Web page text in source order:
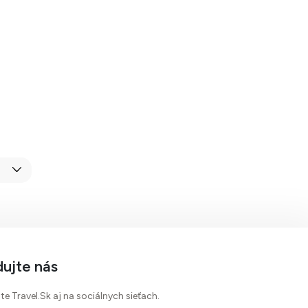
nás
Travel.Sk aj na sociálnych sieťach.